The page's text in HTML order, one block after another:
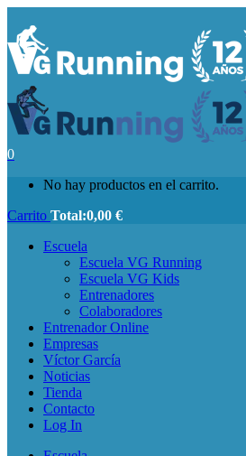
0
No hay productos en el carrito.
Carrito Total:0,00 €
Escuela
Escuela VG Running
Escuela VG Kids
Entrenadores
Colaboradores
Entrenador Online
Empresas
Víctor García
Noticias
Tienda
Contacto
Log In